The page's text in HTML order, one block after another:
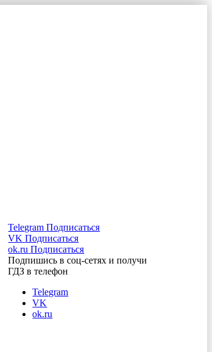
Telegram Подписаться
VK Подписаться
ok.ru Подписаться
Подпишись в соц-сетях и получи
ГДЗ в телефон
Telegram
VK
ok.ru